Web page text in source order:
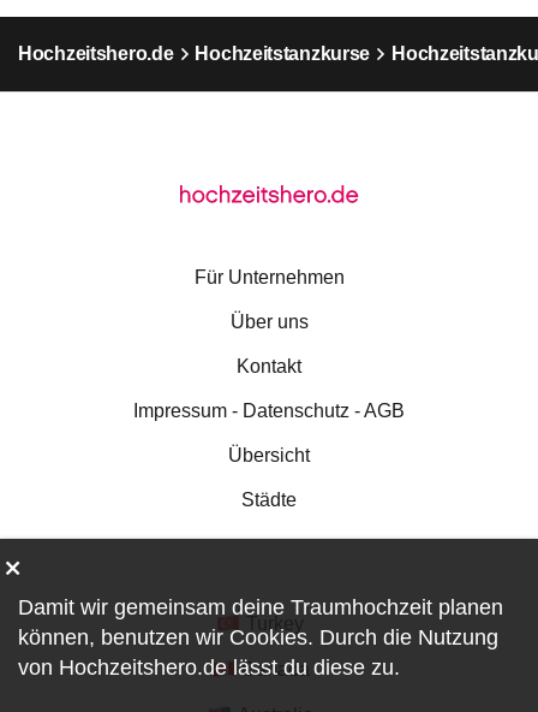
Hochzeitshero.de Hochzeitstanzkurse
Für Unternehmen
Über uns
Kontakt
Impressum - Datenschutz - AGB
Übersicht
Städte
Canada
Damit wir gemeinsam deine Traumhochzeit planen
können, benutzen wir Cookies. Durch die Nutzung
von Hochzeitshero.de lässt du diese zu.